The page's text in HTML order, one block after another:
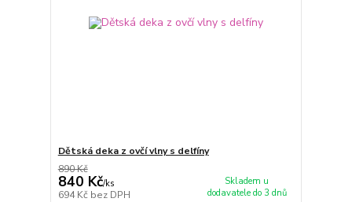
Dětská deka z ovčí vlny s delfíny
890 Kč
840 Kč/ks
694 Kč bez DPH
Skladem u
dodavatele do 3 dnů